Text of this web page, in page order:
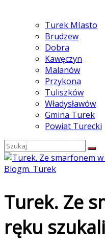
Turek MIasto
Brudzew
Dobra
Kawęczyn
Malanów
Przykona
Tuliszków
Władysławów
Gmina Turek
Powiat Turecki
Blogm. Turek
Turek. Ze
ręku